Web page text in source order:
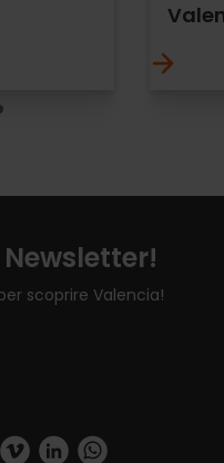
scoprire Valencia!
visit_valencia/
user/
twitter.com/VisitaValencia
https://vimeo.com/
https://www.linkedin.com/company/turismo-valencia/https://api.whatsapp.com/send/